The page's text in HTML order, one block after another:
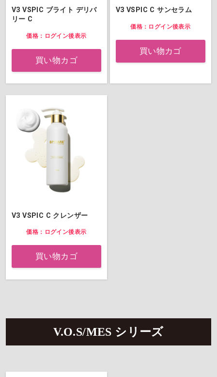
V3 VSPIC ブライト デリバ
リー C
価格：ログイン後表示
買い物カゴ
V3 VSPIC C サンセラム
価格：ログイン後表示
買い物カゴ
V3 VSPIC C クレンザー
価格：ログイン後表示
買い物カゴ
V.O.S/MES シリーズ